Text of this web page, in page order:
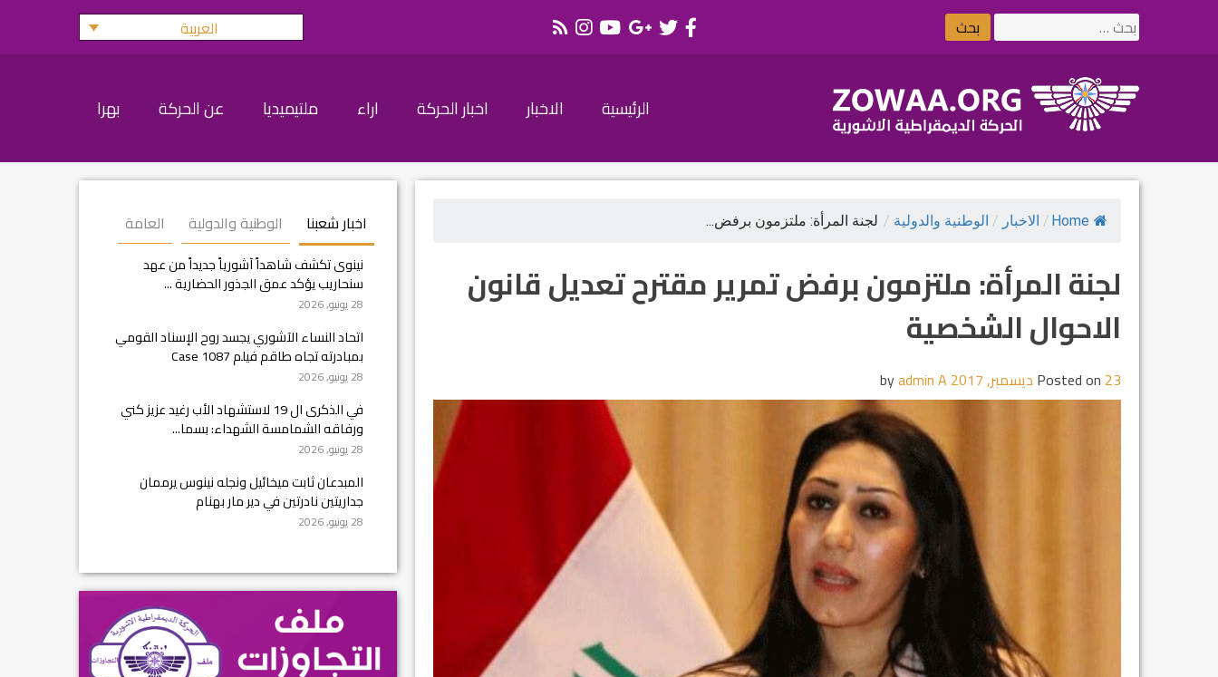
البحث
عن:
العربية
الرئيسية الاخبار اخبار الحركة اراء ملتيميديا عن الحركة بهرا
Home
/ الاخبار / الوطنية والدولية / لجنة المرأة: ملتزمون برفض...
لجنة المرأة: ملتزمون برفض تمرير مقترح تعديل قانون
الاحوال الشخصية
Posted on 23 ديسمبر, 2017 admin A
اخبار شعبنا الوطنية والدولية العامة
نينوى تكشف شاهداً آشورياً جديداً من عهد
سنحاريب يؤكد عمق الجذور الحضارية ...
28 يونيو, 2026
اتحاد النساء الآشوري يجسد روح الإسناد القومي
بمبادرته تجاه طاقم فيلم Case 1087
28 يونيو, 2026
في الذكرى ال 19 لاستشهاد الأب رغيد عزيز كني
ورفاقه الشمامسة الشهداء: بسما...
28 يونيو, 2026
المبدعان ثابت ميخائيل ونجله نينوس يرممان
جداريتين نادرتين في دير مار بهنام
28 يونيو, 2026